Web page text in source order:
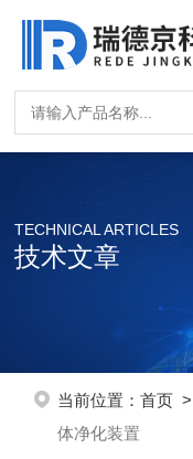
TECHNICAL ARTICLES
技术文章
当前位置： 首页>
体净化装置